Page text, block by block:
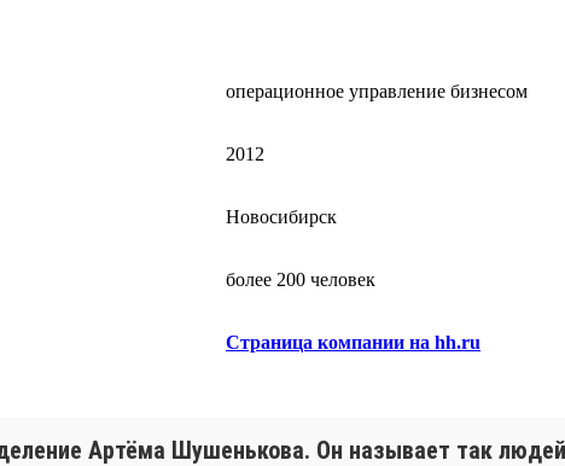
операционное управление бизнесом
2012
Новосибирск
более 200 человек
Страница компании на hh.ru
Артёма Шушенькова. Он называет так